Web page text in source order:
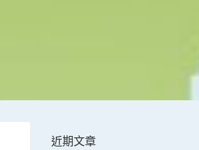
近期文章